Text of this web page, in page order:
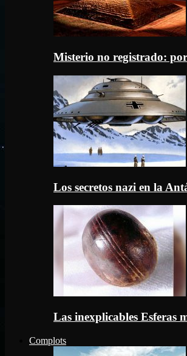
Misterio no registrado:
Los secretos nazi en la
Las inexplicables Esferas
Complots